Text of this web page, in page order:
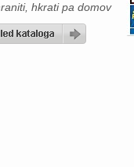
hkrati pa domov
kakovostna živila
družino, vas bo